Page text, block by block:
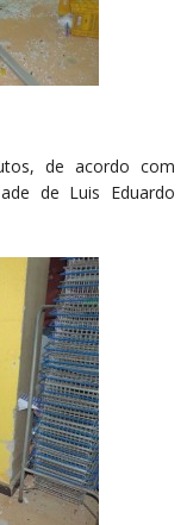
de acordo com
de Luis Eduardo